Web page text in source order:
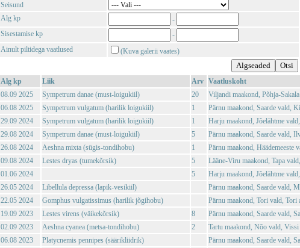
Seisund
Alg kp
-
Sisestamise kp
-
Ainult piltidega vaatlused
(Kuva galerii vaates)
Alg kp Liik Arv
Vaatluskoht
08.09 2025
Sympetrum danae (must-loigukiil) 20
Viljandi maakond, Põhja-
06.08 2025
Sympetrum vulgatum (harilik loigukiil) 1
Pärnu maakond, Saarde vald,
29.09 2024
Sympetrum vulgatum (harilik loigukiil) 1
Harju maakond, Jõelähtme
29.08 2024
Sympetrum danae (must-loigukiil) 5
Pärnu maakond, Saarde vald,
26.08 2024
Aeshna mixta (sügis-tondihobu) 1
Pärnu maakond, Häädemeeste
09.08 2024
Lestes dryas (tumekõrsik) 5
Lääne-Viru maakond, Tapa
01.06 2024
5
Harju maakond, Jõelähtme
26.05 2024
Libellula depressa (lapik-vesikiil)
Pärnu maakond, Saarde vald,
22.05 2024
Gomphus vulgatissimus (harilik jõgihobu)
Pärnu maakond, Tori vald, Tori
19.09 2023
Lestes virens (väikekõrsik) 8
Pärnu maakond, Saarde vald,
02.09 2023
Aeshna cyanea (metsa-tondihobu) 2
Tartu maakond, Nõo vald,
06.08 2023
Platycnemis pennipes (säärikliidrik) Pärnu maakond, Saarde vald,